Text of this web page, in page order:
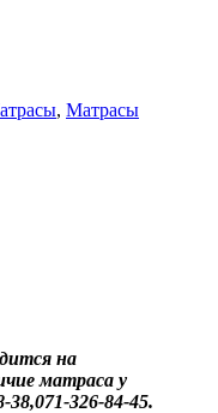
, Матрасы
на
матраса у
38,071-326-84-45.